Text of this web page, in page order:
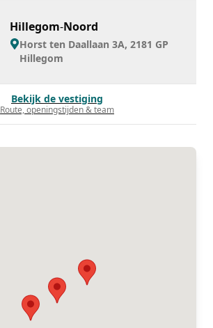
Hillegom-Noord
Horst ten Daallaan 3A, 2181 GP
Hillegom
Bekijk de vestiging
Route, openingstijden & team